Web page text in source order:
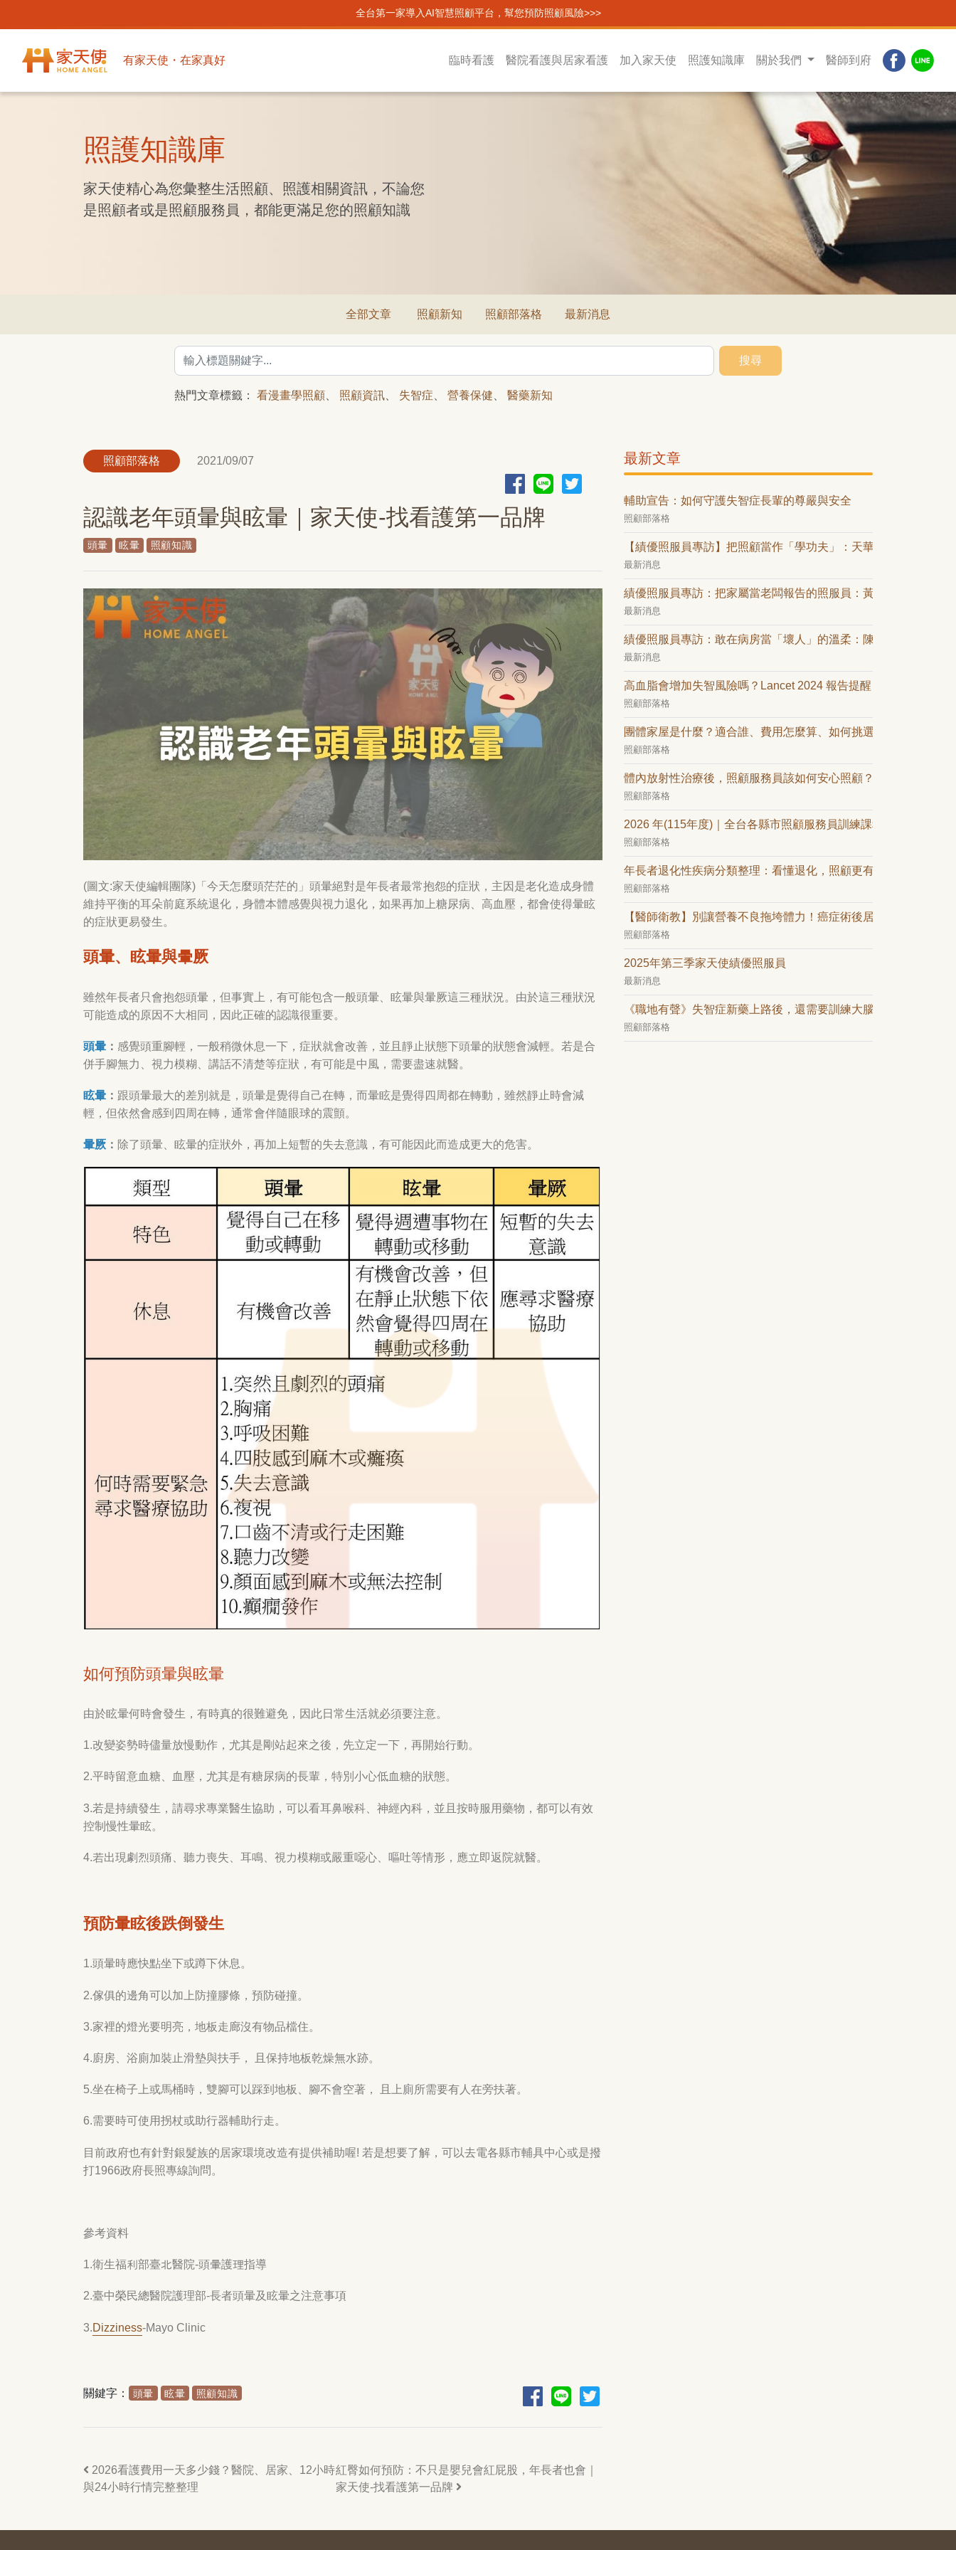
全台第一家導入AI智慧照顧平台，幫您預防照顧風險>>>
有家天使・在家真好 臨時看護 醫院看護與居家看護 加入家天使 照護知識庫 關於我們 醫師到府
照護知識庫
家天使精心為您彙整生活照顧、照護相關資訊，不論您
是照顧者或是照顧服務員，都能更滿足您的照顧知識
全部文章 照顧新知 照顧部落格 最新消息
搜尋
熱門文章標籤： 看漫畫學照顧 照顧資訊 失智症 營養保健 醫藥新知
照顧部落格 2021/09/07
認識老年頭暈與眩暈｜家天使-找看護第一品牌
頭暈 眩暈 照顧知識
(圖文:家天使編輯團隊)「今天怎麼頭茫茫的」頭暈絕對是年長者最常抱怨的症狀，主因是老化造成身體
維持平衡的耳朵前庭系統退化，身體本體感覺與視力退化，如果再加上糖尿病、高血壓，都會使得暈眩
的症狀更易發生。
頭暈、眩暈與暈厥
雖然年長者只會抱怨頭暈，但事實上，有可能包含一般頭暈、眩暈與暈厥這三種狀況。由於這三種狀況
可能造成的原因不大相同，因此正確的認識很重要。
頭暈 ： 感覺頭重腳輕，一般稍微休息一下，症狀就會改善，並且靜止狀態下頭暈的狀態會減輕。若是合
併手腳無力、視力模糊、講話不清楚等症狀，有可能是中風，需要盡速就醫。
眩暈 ： 跟頭暈最大的差別就是，頭暈是覺得自己在轉，而暈眩是覺得四周都在轉動，雖然靜止時會減
輕，但依然會感到四周在轉，通常會伴隨眼球的震顫。
暈厥 ： 除了頭暈、眩暈的症狀外，再加上短暫的失去意識，有可能因此而造成更大的危害。
如何預防頭暈與眩暈
由於眩暈何時會發生，有時真的很難避免，因此日常生活就必須要注意。
1.改變姿勢時儘量放慢動作，尤其是剛站起來之後，先立定一下，再開始行動。
2.平時留意血糖、血壓，尤其是有糖尿病的長輩，特別小心低血糖的狀態。
3.若是持續發生，請尋求專業醫生協助，可以看耳鼻喉科、神經內科，並且按時服用藥物，都可以有效
控制慢性暈眩。
4.若出現劇烈頭痛、聽力喪失、耳鳴、視力模糊或嚴重噁心、嘔吐等情形，應立即返院就醫。
預防暈眩後跌倒發生
1.頭暈時應快點坐下或蹲下休息。
2.傢俱的邊角可以加上防撞膠條，預防碰撞。
3.家裡的燈光要明亮，地板走廊沒有物品檔住。
4.廚房、浴廁加裝止滑墊與扶手， 且保持地板乾燥無水跡。
5.坐在椅子上或馬桶時，雙腳可以踩到地板、腳不會空著， 且上廁所需要有人在旁扶著。
6.需要時可使用拐杖或助行器輔助行走。
目前政府也有針對銀髮族的居家環境改造有提供補助喔! 若是想要了解，可以去電各縣市輔具中心或是撥
打1966政府長照專線詢問。
參考資料
1.衛生福利部臺北醫院-頭暈護理指導
2.臺中榮民總醫院護理部-長者頭暈及眩暈之注意事項
3.Dizziness-Mayo Clinic
關鍵字： 頭暈 眩暈 照顧知識
2026看護費用一天多少錢？醫院、居家、12小時
與24小時行情完整整理
紅臀如何預防：不只是嬰兒會紅屁股，年長者也會｜
家天使-找看護第一品牌
最新文章
輔助宣告：如何守護失智症長輩的尊嚴與安全
照顧部落格
【績優照服員專訪】把照顧當作「學功夫」：天華在生老病死間
最新消息
績優照服員專訪：把家屬當老闆報告的照服員：黃穎文的「業務
最新消息
績優照服員專訪：敢在病房當「壞人」的溫柔：陳淑惠的二十年
最新消息
高血脂會增加失智風險嗎？Lancet 2024 報告提醒：中年 LDL 是
照顧部落格
團體家屋是什麼？適合誰、費用怎麼算、如何挑選一次看懂
照顧部落格
體內放射性治療後，照顧服務員該如何安心照顧？
照顧部落格
2026 年(115年度)｜全台各縣市照顧服務員訓練課程(持續更新中)
照顧部落格
年長者退化性疾病分類整理：看懂退化，照顧更有方向
照顧部落格
【醫師衛教】別讓營養不良拖垮體力！癌症術後居家飲食攻略
照顧部落格
2025年第三季家天使績優照服員
最新消息
《職地有聲》失智症新藥上路後，還需要訓練大腦嗎？——從日
照顧部落格